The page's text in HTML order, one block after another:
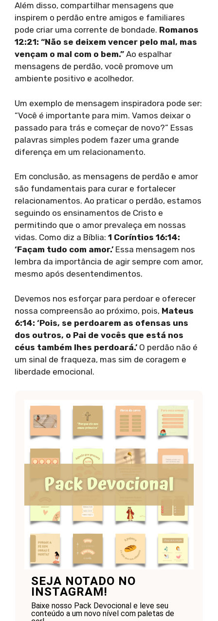
Além disso, compartilhar mensagens que
inspirem o perdão entre amigos e familiares
pode criar uma corrente de bondade. Romanos
12:21: “Não se deixem vencer pelo mal, mas
vençam o mal com o bem.” Ao espalhar
mensagens de perdão, você promove um
ambiente positivo e acolhedor.
Um exemplo de mensagem inspiradora pode ser:
“Você é importante para mim. Vamos deixar o
passado para trás e começar de novo?” Essas
palavras simples podem fazer uma grande
diferença em um relacionamento.
Em conclusão, as mensagens de perdão e amor
são fundamentais para curar e fortalecer
relacionamentos. Ao praticar o perdão, estamos
seguindo os ensinamentos de Cristo e
permitindo que o amor prevaleça em nossas
vidas. Como diz a Bíblia: 1 Coríntios 16:14:
‘Façam tudo com amor.’ Essa mensagem nos
lembra da importância de agir sempre com amor,
mesmo após desentendimentos.
Devemos nos esforçar para perdoar e oferecer
nossa compreensão ao próximo, pois, Mateus
6:14: ‘Pois, se perdoarem as ofensas uns
dos outros, o Pai de vocês que está nos
céus também lhes perdoará.’ O perdão não é
um sinal de fraqueza, mas sim de coragem e
liberdade emocional.
SEJA NOTADO NO
INSTAGRAM!
Baixe nosso Pack Devocional e leve seu
conteúdo a um novo nível com paletas de